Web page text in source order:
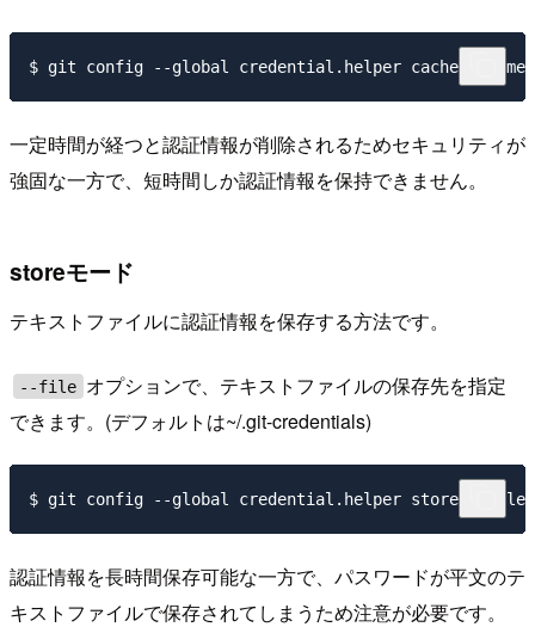
一定時間が経つと認証情報が削除されるためセキュリティが
強固な一方で、短時間しか認証情報を保持できません。
storeモード
テキストファイルに認証情報を保存する方法です。
--file オプションで、テキストファイルの保存先を指定
できます。(デフォルトは~/.git-credentials)
認証情報を長時間保存可能な一方で、パスワードが平文のテ
キストファイルで保存されてしまうため注意が必要です。